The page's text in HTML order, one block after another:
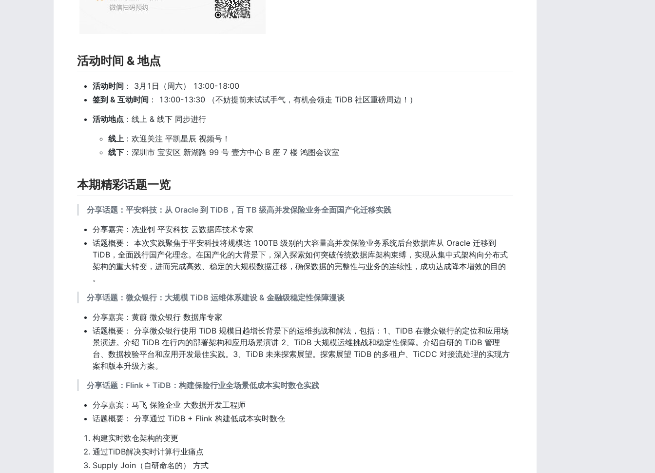
活动时间 & 地点
活动时间 ： 3月1日（周六） 13:00-18:00
签到 & 互动时间 ： 13:00-13:30 （不妨提前来试试手气，有机会领走 TiDB 社区重磅周边！）
活动地点 ：线上 & 线下 同步进行
线上 ：欢迎关注 平凯星辰 视频号！
线下 ：深圳市 宝安区 新湖路 99 号 壹方中心 B 座 7 楼 鸿图会议室
本期精彩话题一览
分享话题：平安科技：从 Oracle 到 TiDB，百 TB 级高并发保险业务全面国产化迁移实践
分享嘉宾：冼业钊 平安科技 云数据库技术专家
话题概要： 本次实践聚焦于平安科技将规模达 100TB 级别的大容量高并发保险业务系统后台数据库从 Oracle 迁移到
TiDB，全面践行国产化理念。在国产化的大背景下，深入探索如何突破传统数据库架构束缚，实现从集中式架构向分布式
架构的重大转变，进而完成高效、稳定的大规模数据迁移，确保数据的完整性与业务的连续性，成功达成降本增效的目的
。
分享话题：微众银行：大规模 TiDB 运维体系建设 & 金融级稳定性保障漫谈
分享嘉宾：黄蔚 微众银行 数据库专家
话题概要： 分享微众银行使用 TiDB 规模日趋增长背景下的运维挑战和解法，包括：1、TiDB 在微众银行的定位和应用场
景演进。介绍 TiDB 在行内的部署架构和应用场景演讲 2、TiDB 大规模运维挑战和稳定性保障。介绍自研的 TiDB 管理
台、数据校验平台和应用开发最佳实践。3、TiDB 未来探索展望。探索展望 TiDB 的多租户、TiCDC 对接流处理的实现方
案和版本升级方案。
分享话题：Flink + TiDB：构建保险行业全场景低成本实时数仓实践
分享嘉宾：马飞 保险企业 大数据开发工程师
话题概要： 分享通过 TiDB + Flink 构建低成本实时数仓
构建实时数仓架构的变更
通过TiDB解决实时计算行业痛点
Supply Join（自研命名的） 方式